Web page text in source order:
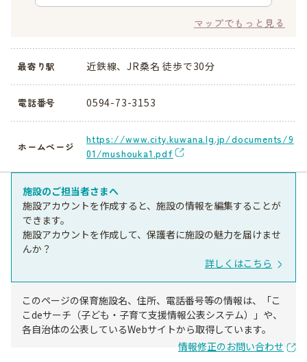
マップでもっと見る
最寄り駅 近鉄線、JR桑名 徒歩で30分
電話番号 0594-73-3153
ホームページ
https://www.city.kuwana.lg.jp/documents/9
01/mushouka1.pdf
施設のご担当者さまへ
施設アカウントを作成すると、施設の情報を編集することが
できます。
施設アカウントを作成して、保護者に施設の魅力を届けませ
んか？
詳しくはこちら
このページの保育施設名、住所、電話番号等の情報は、「こ
こdeサーチ（子ども・子育て支援情報公表システム）」や、
各自治体の公表しているWebサイトから取得しています。
情報修正のお問い合わせ